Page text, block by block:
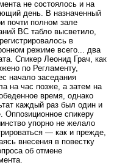
не состоялось и на
день. В назначенный
почти полном зале
ВС табло высветило,
в
режиме всего... два
Спикер Леонид Грач, как
по Регламенту,
начало заседания
на час позже, а затем на
время, однако
каждый раз был один и
Оппозиционное спикеру
упорно не желало
— как и прежде,
внесения в повестку
об отмене